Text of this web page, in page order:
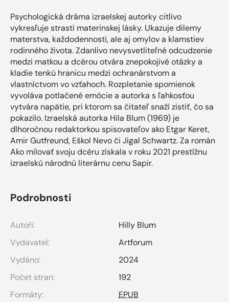
Psychologická dráma izraelskej autorky citlivo
vykresľuje strasti materinskej lásky. Ukazuje dilemy
materstva, každodennosti, ale aj omylov a klamstiev
rodinného života. Zdanlivo nevysvetliteľné odcudzenie
medzi matkou a dcérou otvára znepokojivé otázky a
kladie tenkú hranicu medzi ochranárstvom a
vlastníctvom vo vzťahoch. Rozpletanie spomienok
vyvoláva potlačené emócie a autorka s ľahkosťou
vytvára napätie, pri ktorom sa čitateľ snaží zistiť, čo sa
pokazilo. Izraelská autorka Hila Blum (1969) je
dlhoročnou redaktorkou spisovateľov ako Etgar Keret,
Amir Gutfreund, Eškol Nevo či Jigal Schwartz. Za román
Ako milovať svoju dcéru získala v roku 2021 prestížnu
izraelskú národnú literárnu cenu Sapir.
Podrobnosti
Autoři:
Hilly Blum
Vydavatel:
Artforum
Vydáno:
2024
Počet stran:
192
Formáty:
EPUB